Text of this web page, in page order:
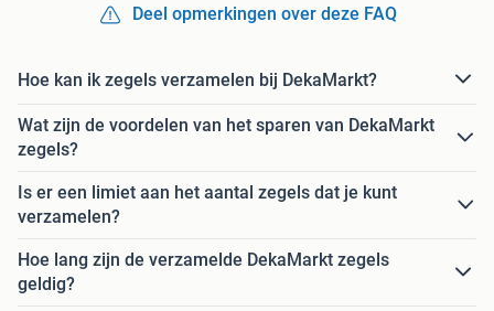
Deel opmerkingen over deze FAQ
Hoe kan ik zegels verzamelen bij DekaMarkt?
Wat zijn de voordelen van het sparen van DekaMarkt
zegels?
Is er een limiet aan het aantal zegels dat je kunt
verzamelen?
Hoe lang zijn de verzamelde DekaMarkt zegels
geldig?